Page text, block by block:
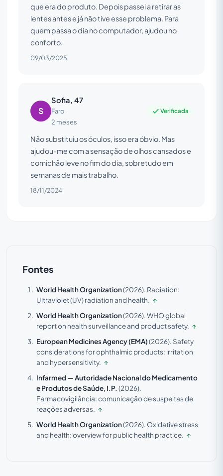
que era do produto. Depois passei a retirar as
lentes antes e já não tive esse problema. Para
quem passa o dia no computador, ajudou no
conforto.
09/03/2025
S
Sofia, 47
Faro
2 meses
Verificada
Não substituiu os óculos, isso era óbvio. Mas
ajudou-me com a sensação de olhos cansados e
comichão leve no fim do dia, sobretudo em
semanas de mais trabalho.
18/11/2024
Fontes
World Health Organization(2026). Radiation:
Ultraviolet (UV) radiation and health. ↑
World Health Organization(2026).WHO global
report on health surveillance and product safety. ↑
European Medicines Agency (EMA)(2026). Safety
considerations for ophthalmic products: irritation
and hypersensitivity. ↑
Infarmed — Autoridade Nacional do Medicamento
e Produtos de Saúde, I.P.(2026).
Farmacovigilância: comunicação de suspeitas de
reações adversas. ↑
World Health Organization(2026). Oxidative stress
and health: overview for public health practice. ↑